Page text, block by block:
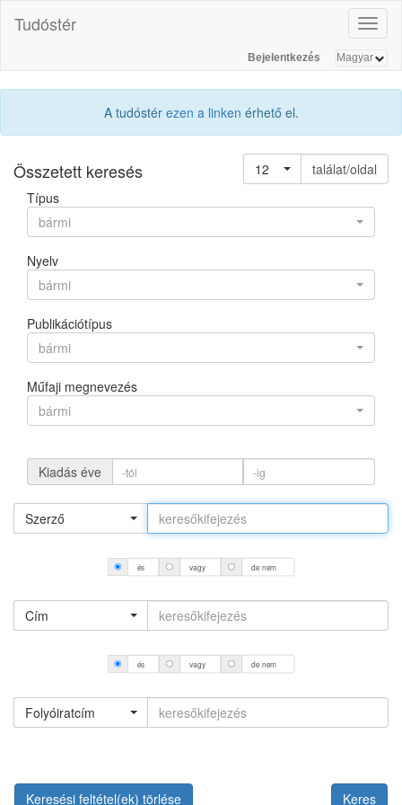
Tudóstér
Bejelentkezés
A tudóstér ezen a linken érhető el.
Összetett keresés 12
találat/oldal
Típus
bármi
Nyelv
bármi
Publikációtípus
bármi
Műfaji megnevezés
bármi
Kiadás éve
Szerző
és vagy de nem
Cím
és vagy de nem
Folyóiratcím
Keresési feltétel(ek) törlése